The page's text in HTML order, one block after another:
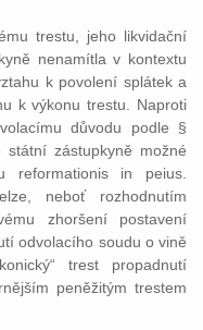
trestu, jeho likvidační
nenamítla v kontextu
k povolení splátek a
k výkonu trestu. Naproti
důvodu podle §
zástupkyně možné
reformationis in peius.
neboť rozhodnutím
zhoršení postavení
odvolacího soudu o vině
trest propadnutí
peněžitým trestem